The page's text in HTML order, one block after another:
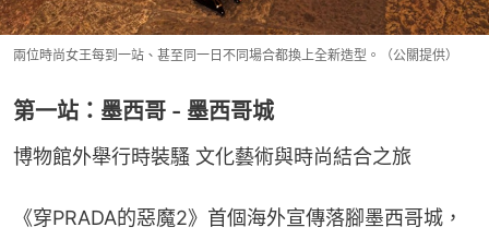
兩位時尚女王每到一站、甚至同一日不同場合都換上全新造型。（公關提供）
第一站：墨西哥 - 墨西哥城
博物館外舉行時裝騷 文化藝術與時尚結合之旅
《穿PRADA的惡魔2》首個海外宣傳落腳墨西哥城，